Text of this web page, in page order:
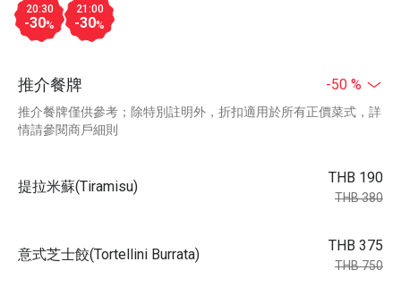
20:30
-30%
21:00
-30%
推介餐牌 -50 %
推介餐牌僅供參考；除特別註明外，折扣適用於所有正價菜式，詳
情請參閱商戶細則
提拉米蘇(Tiramisu)
THB 190
THB 380
意式芝士餃(Tortellini Burrata)
THB 375
THB 750